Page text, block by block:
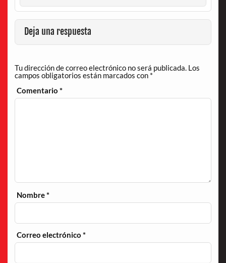
Deja una respuesta
Tu dirección de correo electrónico no será publicada. Los
campos obligatorios están marcados con *
Comentario*
Nombre*
Correo electrónico*